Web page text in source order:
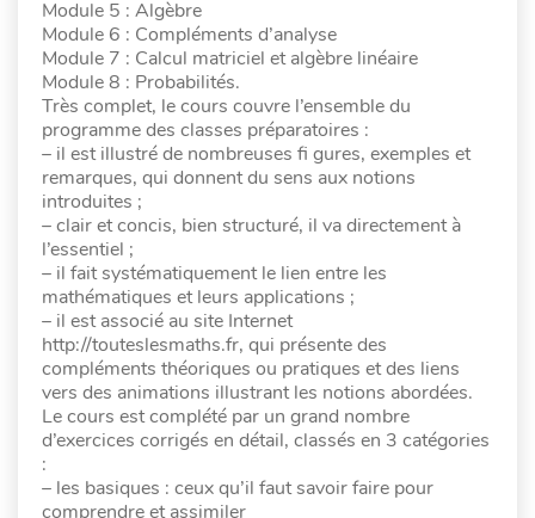
Module 5 : Algèbre
Module 6 : Compléments d’analyse
Module 7 : Calcul matriciel et algèbre linéaire
Module 8 : Probabilités.
Très complet, le cours couvre l’ensemble du
programme des classes préparatoires :
– il est illustré de nombreuses fi gures, exemples et
remarques, qui donnent du sens aux notions
introduites ;
– clair et concis, bien structuré, il va directement à
l’essentiel ;
– il fait systématiquement le lien entre les
mathématiques et leurs applications ;
– il est associé au site Internet
http://touteslesmaths.fr, qui présente des
compléments théoriques ou pratiques et des liens
vers des animations illustrant les notions abordées.
Le cours est complété par un grand nombre
d’exercices corrigés en détail, classés en 3 catégories
:
– les basiques : ceux qu’il faut savoir faire pour
comprendre et assimiler